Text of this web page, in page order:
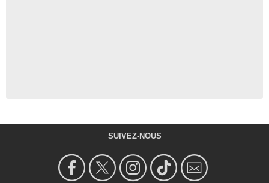
SUIVEZ-NOUS